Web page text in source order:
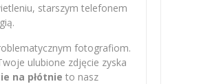
starszym telefonem
fotografiom.
ulubione zdjęcie zyska
na płótnie to nasz